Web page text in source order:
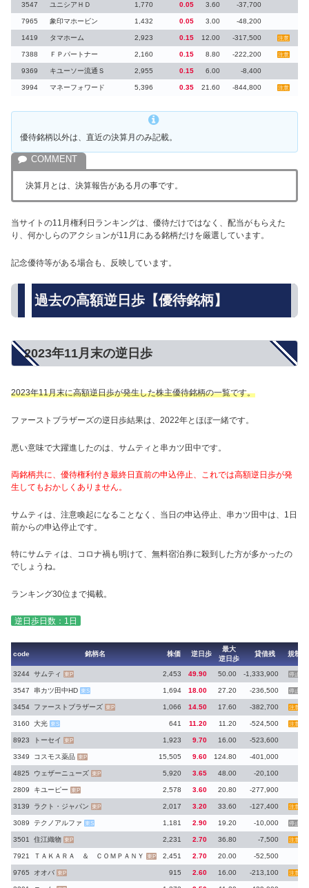
3547 ユニシアＨＤ 1,770 0.05 3.60 -37,700
7965 象印マホービン 1,432 0.05 3.00 -48,200
1419 タマホーム 2,923 0.15 12.00 -317,500 注意
7388 ＦＰパートナー 2,160 0.15 8.80 -222,200 注意
9369 キユーソー流通Ｓ 2,955 0.15 6.00 -8,400
3994 マネーフォワード 5,396 0.35 21.60 -844,800 注意
優待銘柄以外は、直近の決算月のみ記載。
決算月とは、決算報告がある月の事です。
当サイトの11月権利日ランキングは、優待だけではなく、配当がもらえた
り、何かしらのアクションが11月にある銘柄だけを厳選しています。
記念優待等がある場合も、反映しています。
過去の高額逆日歩【優待銘柄】
2023年11月末の逆日歩
2023年11月末に高額逆日歩が発生した株主優待銘柄の一覧です。
ファーストブラザーズの逆日歩結果は、2022年とほぼ一緒です。
悪い意味で大躍進したのは、サムティと串カツ田中です。
両銘柄共に、優待権利付き最終日直前の申込停止、これでは高額逆日歩が発
生してもおかしくありません。
サムティは、注意喚起になることなく、当日の申込停止、串カツ田中は、1日
前からの申込停止です。
特にサムティは、コロナ禍も明けて、無料宿泊券に殺到した方が多かったの
でしょうね。
ランキング30位まで掲載。
逆日歩日数：1日
code 銘柄名 株価 逆日歩
最大
逆日歩
貸借残 規制
3244 サムティ 東P 2,453 49.90 50.00 -1,333,900 停止
3547 串カツ田中HD 東S 1,694 18.00 27.20 -236,500 停止
3454 ファーストブラザーズ 東P 1,066 14.50 17.60 -382,700 注意
3160 大光 東S 641 11.20 11.20 -524,500 注意
8923 トーセイ 東P 1,923 9.70 16.00 -523,600
3349 コスモス薬品 東P 15,505 9.60 124.80 -401,000
4825 ウェザーニューズ 東P 5,920 3.65 48.00 -20,100
2809 キユーピー 東P 2,578 3.60 20.80 -277,900
3139 ラクト・ジャパン 東P 2,017 3.20 33.60 -127,400 注意
3089 テクノアルファ 東S 1,181 2.90 19.20 -10,000 停止
3501 住江織物 東P 2,231 2.70 36.80 -7,500 注意
7921 ＴＡＫＡＲＡ ＆ ＣＯＭＰＡＮＹ 東P 2,451 2.70 20.00 -52,500
9765 オオバ 東P 915 2.60 16.00 -213,100 注意